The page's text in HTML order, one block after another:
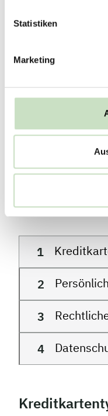
Statistiken
Marketing
Mit Mastercard
Faktor-
JETZT
für
1
2
3
4